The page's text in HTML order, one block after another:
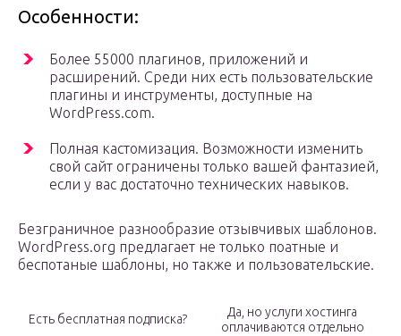
Особенности:
Более 55000 плагинов, приложений и
расширений. Среди них есть пользовательские
плагины и инструменты, доступные на
WordPress.com.
Полная кастомизация. Возможности изменить
свой сайт ограничены только вашей фантазией,
если у вас достаточно технических навыков.
Безграничное разнообразие отзывчивых шаблонов.
WordPress.org предлагает не только поатные и
беспотаные шаблоны, но также и пользовательские.
Есть бесплатная подписка?
Да, но услуги хостинга
оплачиваются отдельно